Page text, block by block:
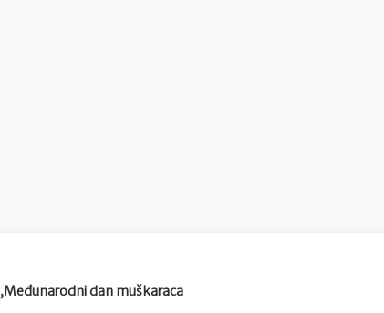
dan muškaraca